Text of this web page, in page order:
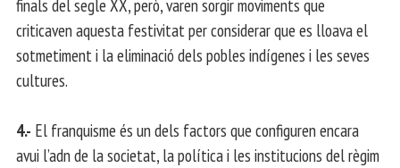
finals del segle XX, però, varen sorgir moviments que
criticaven aquesta festivitat per considerar que es lloava el
sotmetiment i la eliminació dels pobles indígenes i les seves
cultures.
4.- El franquisme és un dels factors que configuren encara
avui l’adn de la societat, la política i les institucions del règim